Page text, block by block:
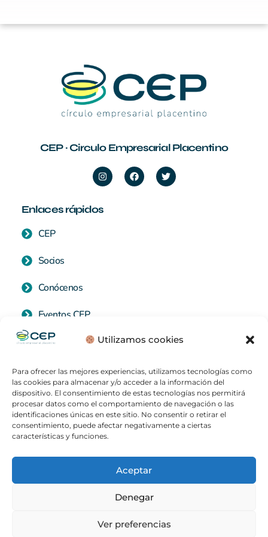
Utilizamos cookies
Para ofrecer las mejores experiencias, utilizamos tecnologías como
las cookies para almacenar y/o acceder a la información del
dispositivo. El consentimiento de estas tecnologías nos permitirá
procesar datos como el comportamiento de navegación o las
identificaciones únicas en este sitio. No consentir o retirar el
consentimiento, puede afectar negativamente a ciertas
características y funciones.
Aceptar
Denegar
Ver preferencias
CEP · Circulo Empresarial Placentino
Enlaces rápidos
CEP
Socios
Conócenos
Eventos CEP
Contacto
C. Rúa Zapatería, 28, 10600 Plasencia, Cáceres
POLÍTICA DE PRIVACIDAD
Hecho con
por Aletea Comunicación